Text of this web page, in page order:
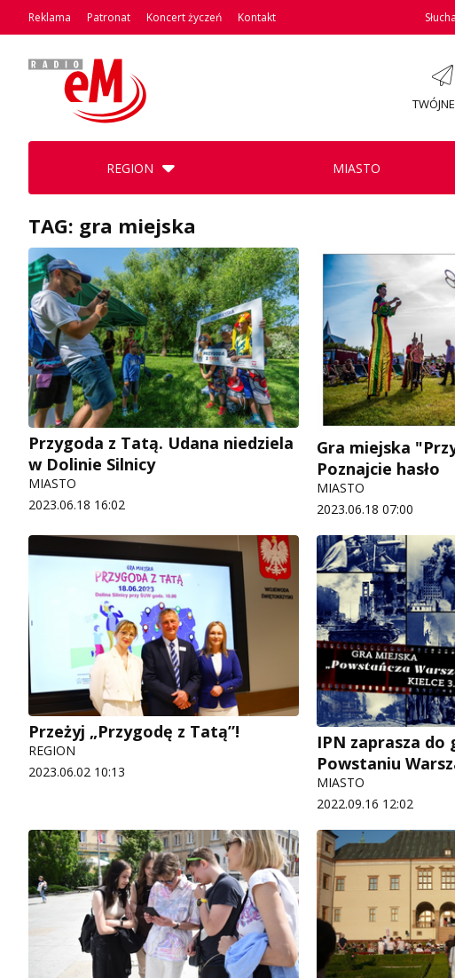
Reklama Patronat Koncert życzeń Kontakt
REGION MIASTO
TAG: gra miejska
Przygoda z Tatą. Udana niedziela
w Dolinie Silnicy
MIASTO
2023.06.18 16:02
Gra miejska
Poznajcie hasło
MIASTO
2023.06.18 07:00
Przeżyj „Przygodę z Tatą”!
REGION
2023.06.02 10:13
IPN zaprasza do
Powstaniu
MIASTO
2022.09.16 12:02